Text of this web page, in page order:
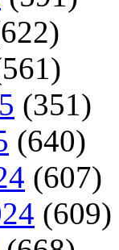
(351)
(640)
(607)
(609)